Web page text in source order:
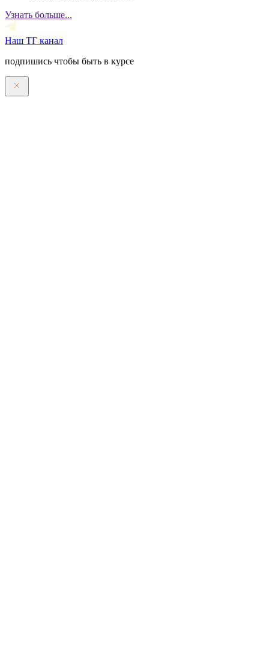
Узнать больше...
Наш ТГ канал
подпишись чтобы быть в курсе